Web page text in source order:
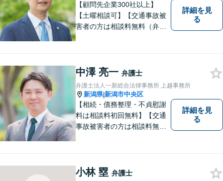
【顧問先企業300社以上】
【土曜相談可】【交通事故被
害者の方は相談料無料（弁護
無料】
詳細を見
る
中澤 亮一 弁護士
弁護士法人一新総合法律事務所 上越事務所
新潟県|新潟市中央区
【相続・債務整理・不貞慰謝
料は相談料初回無料】【交通
事故被害者の方は相談料無料
思っています。
詳細を見
る
小林 塁 弁護士